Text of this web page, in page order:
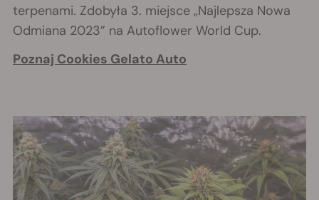
terpenami. Zdobyła 3. miejsce „Najlepsza Nowa
Odmiana 2023” na Autoflower World Cup.
Poznaj Cookies Gelato Auto